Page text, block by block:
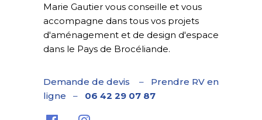
Marie Gautier vous conseille et vous
accompagne dans tous vos projets
d'aménagement et de design d'espace
dans le Pays de Brocéliande.
Demande de devis – Prendre RV en
ligne – 06 42 29 07 87